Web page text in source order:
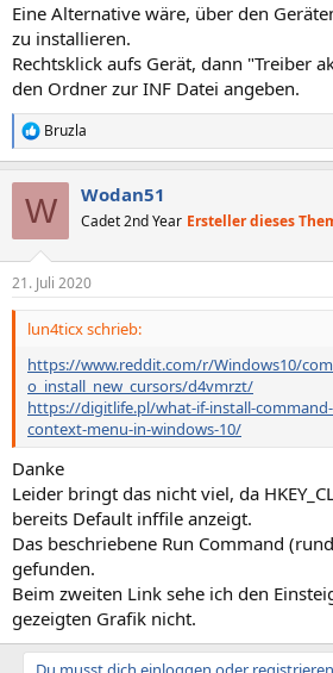
Eine Alternative wäre, über den
zu installieren.
Rechtsklick aufs Gerät, dann "Treiber
den Ordner zur INF Datei angeben.
R
e
k
e
n
Bruzla
W Wodan51
Cadet 2nd Year Ersteller dieses
21. Juli 2020
lun4ticx schrieb:
https://www.reddit.com/r/Windows10/
o_install_new_cursors/d4vmrzt/
https://digitlife.pl/what-if-install-
context-menu-in-windows-10/
Danke
Leider bringt das nicht viel, da
bereits Default inffile anzeigt.
Das beschriebene Run Command
gefunden.
Beim zweiten Link sehe ich den
gezeigten Grafik nicht.